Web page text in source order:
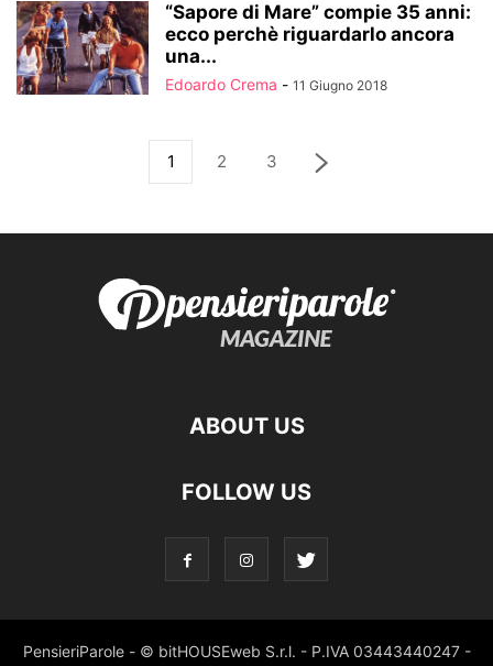
“Sapore di Mare” compie 35 anni:
ecco perchè riguardarlo ancora
una...
Edoardo Crema - 11 Giugno 2018
1 2 3
ABOUT US
FOLLOW US
PensieriParole - © bitHOUSEweb S.r.l. - P.IVA 03443440247 -